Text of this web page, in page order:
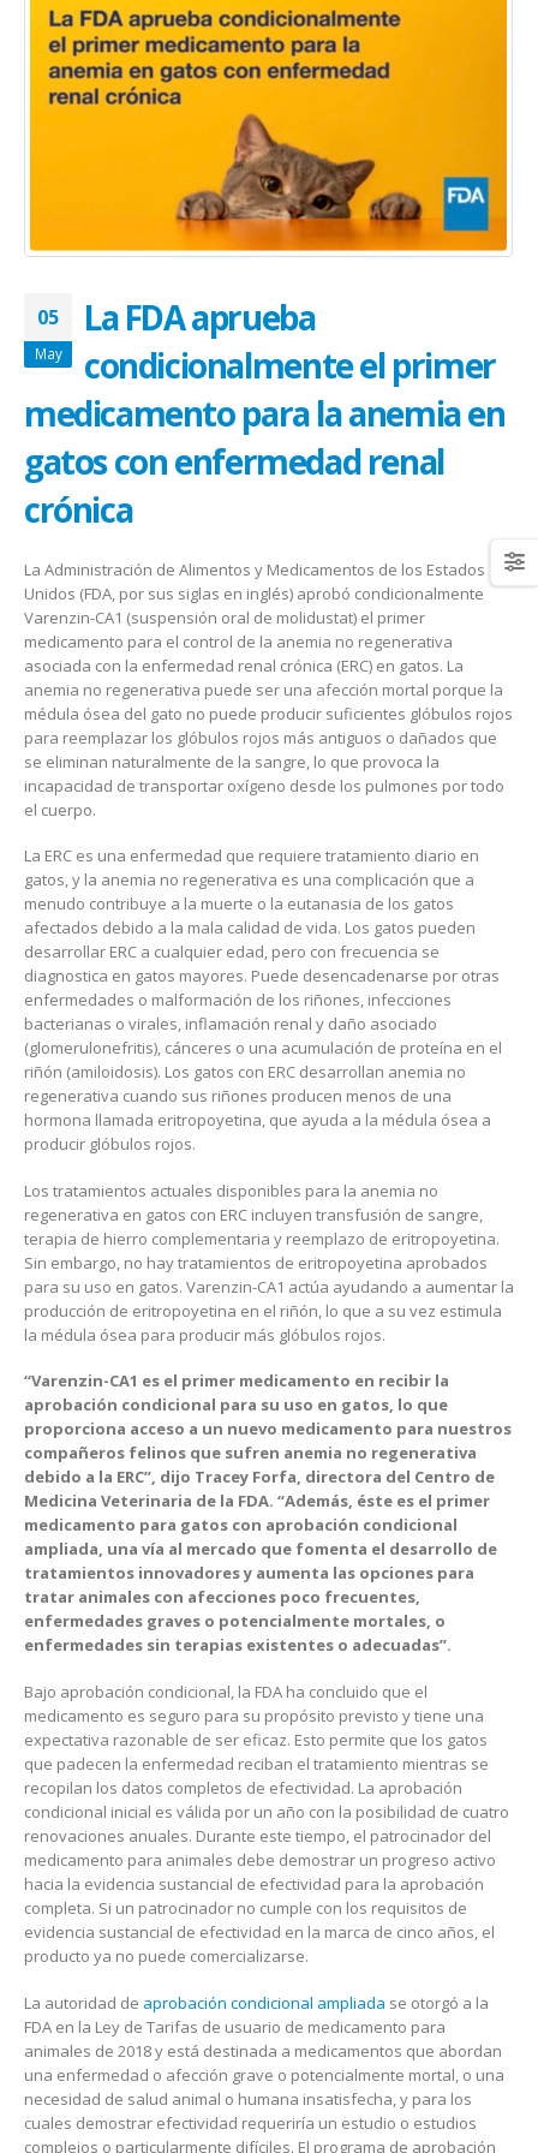
05
May
La FDA aprueba
condicionalmente el primer
medicamento para la anemia en
gatos con enfermedad renal
crónica
La Administración de Alimentos y Medicamentos de los Estados
Unidos (FDA, por sus siglas en inglés) aprobó condicionalmente
Varenzin-CA1 (suspensión oral de molidustat) el primer
medicamento para el control de la anemia no regenerativa
asociada con la enfermedad renal crónica (ERC) en gatos. La
anemia no regenerativa puede ser una afección mortal porque la
médula ósea del gato no puede producir suficientes glóbulos rojos
para reemplazar los glóbulos rojos más antiguos o dañados que
se eliminan naturalmente de la sangre, lo que provoca la
incapacidad de transportar oxígeno desde los pulmones por todo
el cuerpo.
La ERC es una enfermedad que requiere tratamiento diario en
gatos, y la anemia no regenerativa es una complicación que a
menudo contribuye a la muerte o la eutanasia de los gatos
afectados debido a la mala calidad de vida. Los gatos pueden
desarrollar ERC a cualquier edad, pero con frecuencia se
diagnostica en gatos mayores. Puede desencadenarse por otras
enfermedades o malformación de los riñones, infecciones
bacterianas o virales, inflamación renal y daño asociado
(glomerulonefritis), cánceres o una acumulación de proteína en el
riñón (amiloidosis). Los gatos con ERC desarrollan anemia no
regenerativa cuando sus riñones producen menos de una
hormona llamada eritropoyetina, que ayuda a la médula ósea a
producir glóbulos rojos.
Los tratamientos actuales disponibles para la anemia no
regenerativa en gatos con ERC incluyen transfusión de sangre,
terapia de hierro complementaria y reemplazo de eritropoyetina.
Sin embargo, no hay tratamientos de eritropoyetina aprobados
para su uso en gatos. Varenzin-CA1 actúa ayudando a aumentar la
producción de eritropoyetina en el riñón, lo que a su vez estimula
la médula ósea para producir más glóbulos rojos.
“Varenzin-CA1 es el primer medicamento en recibir la
aprobación condicional para su uso en gatos, lo que
proporciona acceso a un nuevo medicamento para nuestros
compañeros felinos que sufren anemia no regenerativa
debido a la ERC”, dijo Tracey Forfa, directora del Centro de
Medicina Veterinaria de la FDA. “Además, éste es el primer
medicamento para gatos con aprobación condicional
ampliada, una vía al mercado que fomenta el desarrollo de
tratamientos innovadores y aumenta las opciones para
tratar animales con afecciones poco frecuentes,
enfermedades graves o potencialmente mortales, o
enfermedades sin terapias existentes o adecuadas”.
Bajo aprobación condicional, la FDA ha concluido que el
medicamento es seguro para su propósito previsto y tiene una
expectativa razonable de ser eficaz. Esto permite que los gatos
que padecen la enfermedad reciban el tratamiento mientras se
recopilan los datos completos de efectividad. La aprobación
condicional inicial es válida por un año con la posibilidad de cuatro
renovaciones anuales. Durante este tiempo, el patrocinador del
medicamento para animales debe demostrar un progreso activo
hacia la evidencia sustancial de efectividad para la aprobación
completa. Si un patrocinador no cumple con los requisitos de
evidencia sustancial de efectividad en la marca de cinco años, el
producto ya no puede comercializarse.
La autoridad de aprobación condicional ampliada se otorgó a la
FDA en la Ley de Tarifas de usuario de medicamento para
animales de 2018 y está destinada a medicamentos que abordan
una enfermedad o afección grave o potencialmente mortal, o una
necesidad de salud animal o humana insatisfecha, y para los
cuales demostrar efectividad requeriría un estudio o estudios
complejos o particularmente difíciles. El programa de aprobación
abrazar la salud oncológica
May 28, 2026